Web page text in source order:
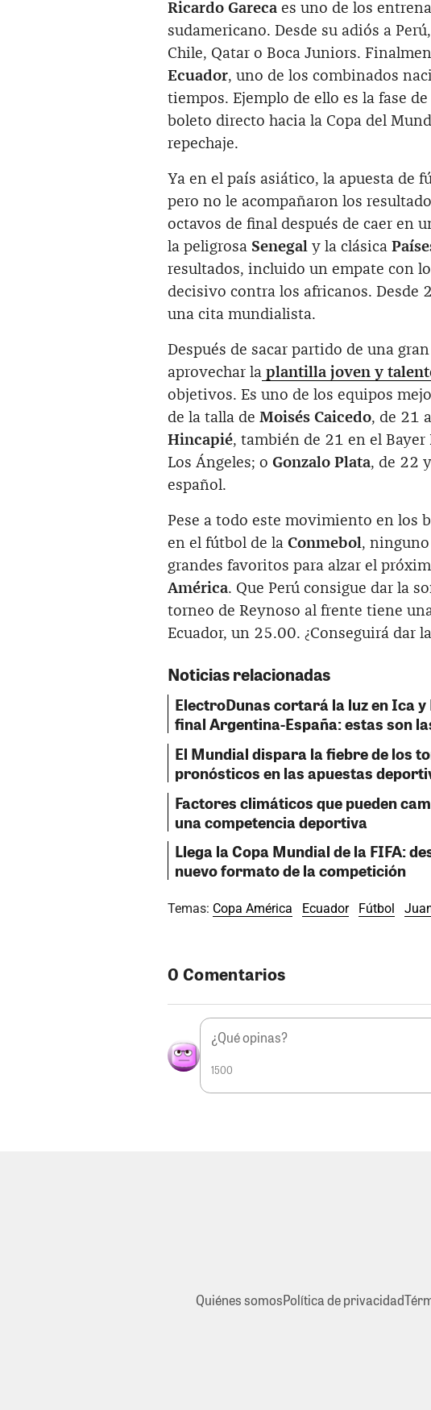
Ricardo Gareca es uno de los
sudamericano. Desde su adiós a
Chile, Qatar o Boca Juniors.
Ecuador, uno de los combinados
tiempos. Ejemplo de ello es la fase
boleto directo hacia la Copa del
repechaje.
Ya en el país asiático, la apuesta de
pero no le acompañaron los
octavos de final después de caer en
la peligrosa Senegal y la clásica
resultados, incluido un empate con
decisivo contra los africanos. Desde
una cita mundialista.
Después de sacar partido de una
aprovechar la plantilla joven y
objetivos. Es uno de los equipos
de la talla de Moisés Caicedo, de 21
Hincapié, también de 21 en el Bayer
Los Ángeles; o Gonzalo Plata, de 22
español.
Pese a todo este movimiento en los
en el fútbol de la Conmebol,
grandes favoritos para alzar el
América. Que Perú consigue dar la
torneo de Reynoso al frente tiene
Ecuador, un 25.00. ¿Conseguirá dar
Noticias relacionadas
ElectroDunas cortará la luz en Ica
final Argentina-España: estas son
El Mundial dispara la fiebre de los
pronósticos en las apuestas
Factores climáticos que pueden
una competencia deportiva
Llega la Copa Mundial de la FIFA:
nuevo formato de la competición
Temas: Copa América Ecuador Fútbol
0 Comentarios
1500
Quiénes somosPolítica de privacidad